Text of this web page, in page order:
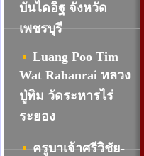
บันไดอิฐ จังหวัด
เพชรบุรี
Luang Poo Tim
Wat Rahanrai หลวง
ปู่ทิม วัดระหารไร่
ระยอง
ครูบาเจ้าศรีวิชัย-